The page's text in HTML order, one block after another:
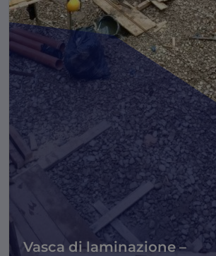
Vasca di laminazione –